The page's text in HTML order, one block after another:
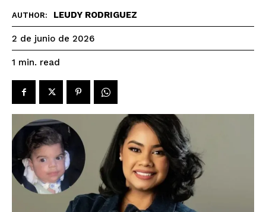
AUTHOR: LEUDY RODRIGUEZ
2 de junio de 2026
1 min. read